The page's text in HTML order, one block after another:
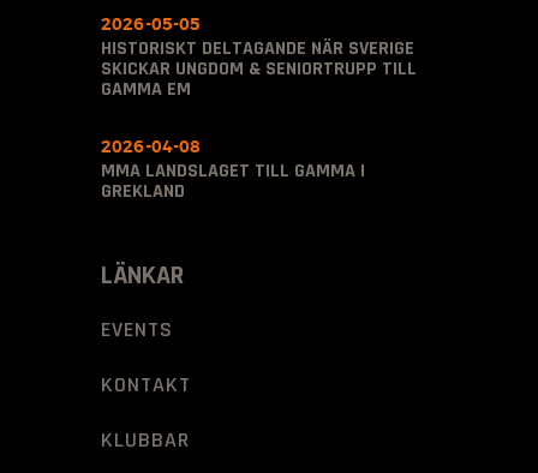
HISTORISKT DELTAGANDE NÄR SVERIGE
SKICKAR UNGDOM & SENIORTRUPP TILL
GAMMA EM
2026-05-05
MMA LANDSLAGET TILL GAMMA I
GREKLAND
2026-04-08
LÄNKAR
EVENTS
KONTAKT
KLUBBAR